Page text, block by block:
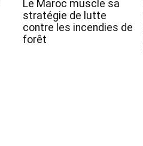
Le Maroc muscle sa
stratégie de lutte
contre les incendies de
forêt